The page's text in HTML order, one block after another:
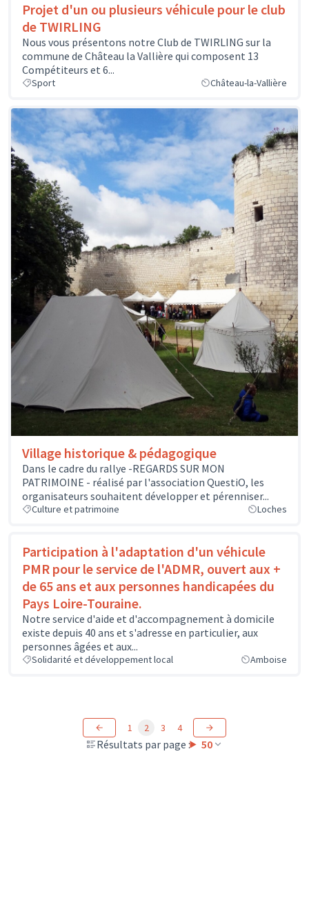
Projet d'un ou plusieurs véhicule pour le club
de TWIRLING
Nous vous présentons notre Club de TWIRLING sur la
commune de Château la Vallière qui composent 13
Compétiteurs et 6...
Sport Château-la-Vallière
Village historique & pédagogique
Dans le cadre du rallye -REGARDS SUR MON
PATRIMOINE - réalisé par l'association QuestiO, les
organisateurs souhaitent développer et pérenniser...
Culture et patrimoine Loches
Participation à l'adaptation d'un véhicule
PMR pour le service de l'ADMR, ouvert aux +
de 65 ans et aux personnes handicapées du
Pays Loire-Touraine.
Notre service d'aide et d'accompagnement à domicile
existe depuis 40 ans et s'adresse en particulier, aux
personnes âgées et aux...
Solidarité et développement local Amboise
Résultats par page : 50
1 2 3 4